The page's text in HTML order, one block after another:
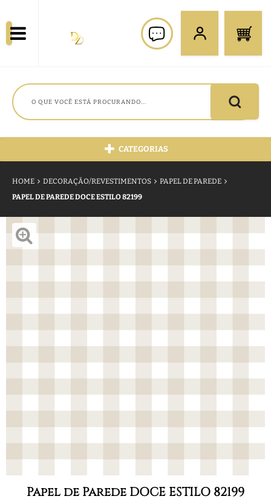
CATEGORIAS
HOME DECORAÇÃO/REVESTIMENTOS
PAPEL DE PAREDE
PAPEL DE PAREDE DOCE ESTILO 82199
Papel de Parede DOCE ESTILO 82199